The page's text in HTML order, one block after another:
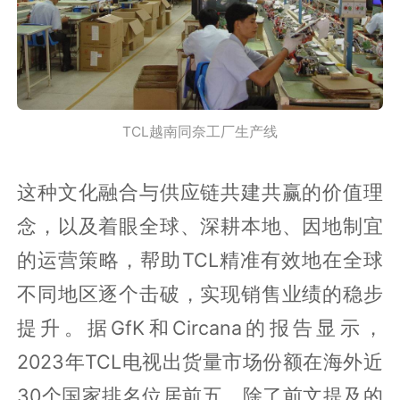
TCL越南同奈工厂生产线
这种文化融合与供应链共建共赢的价值理
念，以及着眼全球、深耕本地、因地制宜
的运营策略，帮助TCL精准有效地在全球
不同地区逐个击破，实现销售业绩的稳步
提升。据GfK和Circana的报告显示，
2023年TCL电视出货量市场份额在海外近